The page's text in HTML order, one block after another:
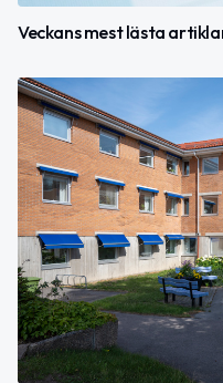
Veckans mest lästa